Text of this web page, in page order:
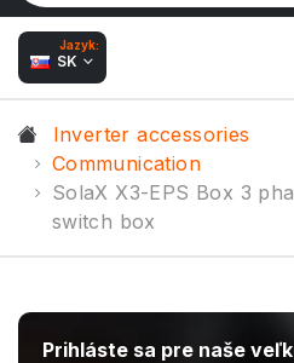
Jazyk:
SK
Inverter accessories
Communication
SolaX X3-EPS Box 3
switch box
Prihláste sa pre naše